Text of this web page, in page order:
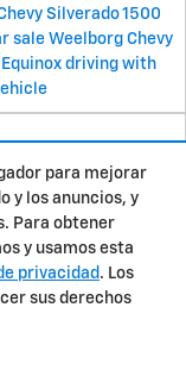
para mejorar
y los anuncios, y
Para obtener
y usamos esta
privacidad . Los
sus derechos
Silverado 1500
sale Weelborg Chevy
driving with
Privacidad